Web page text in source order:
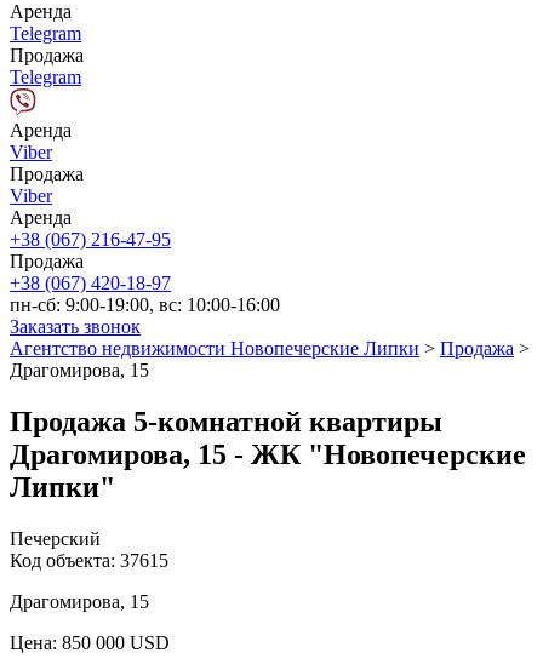
Аренда
Telegram
Продажа
Telegram
Аренда
Viber
Продажа
Viber
Аренда
+38 (067) 216-47-95
Продажа
+38 (067) 420-18-97
пн-сб: 9:00-19:00, вс: 10:00-16:00
Заказать звонок
Агентство недвижимости Новопечерские Липки > Продажа >
Драгомирова, 15
Продажа 5-комнатной квартиры
Драгомирова, 15 - ЖК "Новопечерские
Липки"
Печерский
Код объекта: 37615
Драгомирова, 15
Цена: 850 000 USD